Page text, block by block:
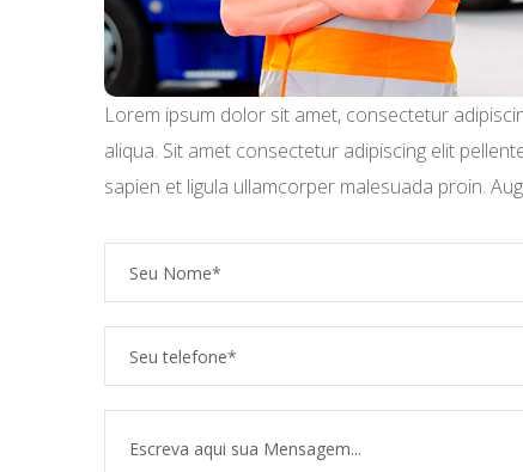
Lorem ipsum dolor sit amet, consectetur
aliqua. Sit amet consectetur adipiscing elit
sapien et ligula ullamcorper malesuada proin.